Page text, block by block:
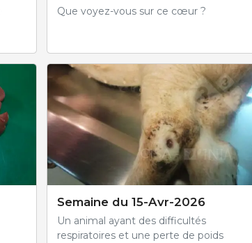
Que voyez-vous sur ce cœur ?
Semaine du 15-Avr-2026
Un animal ayant des difficultés
respiratoires et une perte de poids